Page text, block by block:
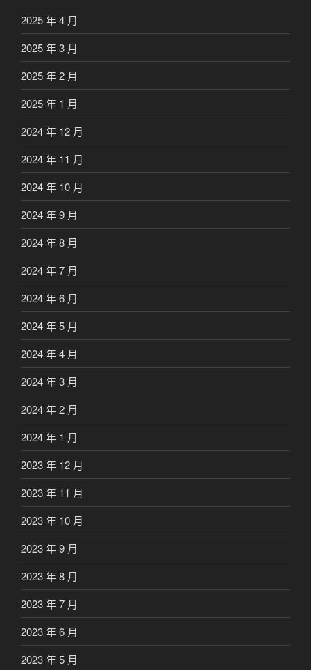
2025 年 4 月
2025 年 3 月
2025 年 2 月
2025 年 1 月
2024 年 12 月
2024 年 11 月
2024 年 10 月
2024 年 9 月
2024 年 8 月
2024 年 7 月
2024 年 6 月
2024 年 5 月
2024 年 4 月
2024 年 3 月
2024 年 2 月
2024 年 1 月
2023 年 12 月
2023 年 11 月
2023 年 10 月
2023 年 9 月
2023 年 8 月
2023 年 7 月
2023 年 6 月
2023 年 5 月